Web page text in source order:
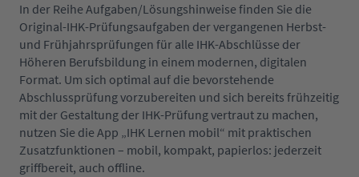
In der Reihe Aufgaben/Lösungshinweise finden Sie die
Original-IHK-Prüfungsaufgaben der vergangenen Herbst-
und Frühjahrsprüfungen für alle IHK-Abschlüsse der
Höheren Berufsbildung in einem modernen, digitalen
Format. Um sich optimal auf die bevorstehende
Abschlussprüfung vorzubereiten und sich bereits frühzeitig
mit der Gestaltung der IHK-Prüfung vertraut zu machen,
nutzen Sie die App „IHK Lernen mobil“ mit praktischen
Zusatzfunktionen – mobil, kompakt, papierlos: jederzeit
griffbereit, auch offline.